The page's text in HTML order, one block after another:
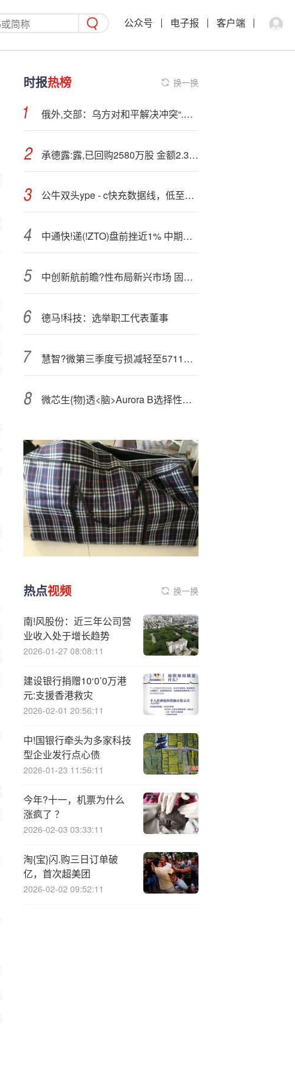
公众号 电子报 客户端
时报热榜 换一换
俄外,交部：乌方对和平解决冲突“.缺乏兴趣”
承德露:露,已回购2580万股 金额2.35亿元
公牛双头ype - c快充数据线，低至11.98元
中通快!递(!ZTO)盘前挫近1% 中期股东调整后净利润同比跌15.3%
中创新航前瞻?性布局新兴市场 固态电池技术全球领先
德马!科技：选举职工代表董事
慧智?微第三季度亏损减轻至5711万元
微芯生{物}透<脑>Aurora B选择性抑制剂美国IND获FDA批准
热点视频 换一换
南!风股份：近三年公司营
业收入处于增长趋势
2026-01-27 08:08:11
建设银行捐赠10‘0’0万港
元:支援香港救灾
2026-02-01 20:56:11
中!国银行牵头为多家科技
型企业发行点心债
2026-01-23 11:56:11
今年?十一，机票为什么
涨疯了 ？
2026-02-03 03:33:11
淘{宝}闪.购三日订单破
亿，首次超美团
2026-02-02 09:52:11